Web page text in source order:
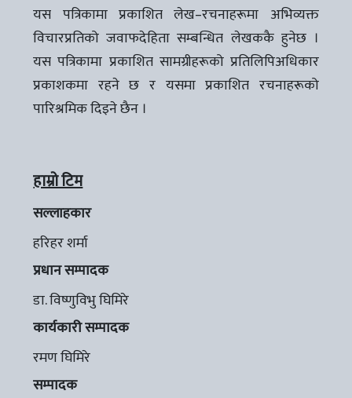
यस पत्रिकामा प्रकाशित लेख–रचनाहरूमा अभिव्यक्त
विचारप्रतिको जवाफदेहिता सम्बन्धित लेखककै हुनेछ ।
यस पत्रिकामा प्रकाशित सामग्रीहरूको प्रतिलिपिअधिकार
प्रकाशकमा रहने छ र यसमा प्रकाशित रचनाहरूको
पारिश्रमिक दिइने छैन ।
हाम्रो टिम
सल्लाहकार
हरिहर शर्मा
प्रधान सम्पादक
डा. विष्णुविभु घिमिरे
कार्यकारी सम्पादक
रमण घिमिरे
सम्पादक